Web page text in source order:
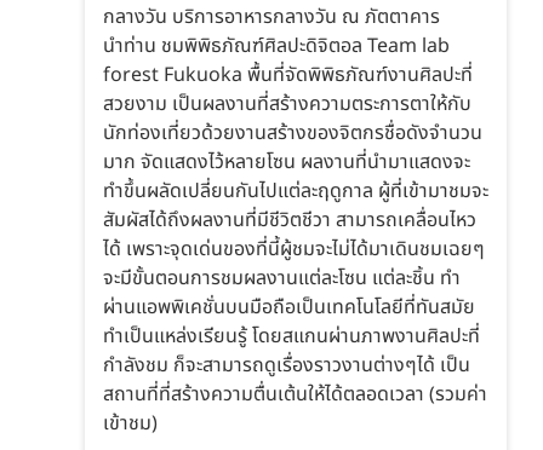
กลางวัน บริการอาหารกลางวัน ณ ภัตตาคาร
นำท่าน ชมพิพิธภัณฑ์ศิลปะดิจิตอล Team lab
forest Fukuoka พื้นที่จัดพิพิธภัณฑ์งานศิลปะที่
สวยงาม เป็นผลงานที่สร้างความตระการตาให้กับ
นักท่องเที่ยวด้วยงานสร้างของจิตกรชื่อดังจำนวน
มาก จัดแสดงไว้หลายโซน ผลงานที่นำมาแสดงจะ
ทำขึ้นผลัดเปลี่ยนกันไปแต่ละฤดูกาล ผู้ที่เข้ามาชมจะ
สัมผัสได้ถึงผลงานที่มีชีวิตชีวา สามารถเคลื่อนไหว
ได้ เพราะจุดเด่นของที่นี้ผู้ชมจะไม่ได้มาเดินชมเฉยๆ
จะมีขั้นตอนการชมผลงานแต่ละโซน แต่ละชิ้น ทำ
ผ่านแอพพิเคชั่นบนมือถือเป็นเทคโนโลยีที่ทันสมัย
ทำเป็นแหล่งเรียนรู้ โดยสแกนผ่านภาพงานศิลปะที่
กำลังชม ก็จะสามารถดูเรื่องราวงานต่างๆได้ เป็น
สถานที่ที่สร้างความตื่นเต้นให้ได้ตลอดเวลา (รวมค่า
เข้าชม)